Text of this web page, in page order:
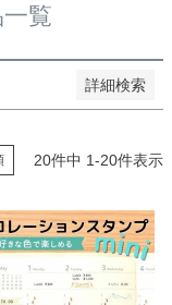
覧
詳細検索
20件中 1-20件表示